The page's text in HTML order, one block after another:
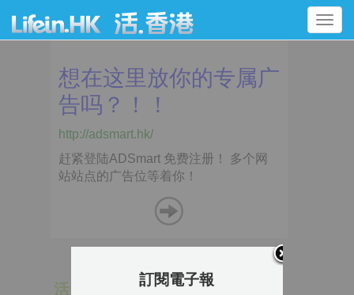
Toggle
navigation
活 動
訂閱電子報